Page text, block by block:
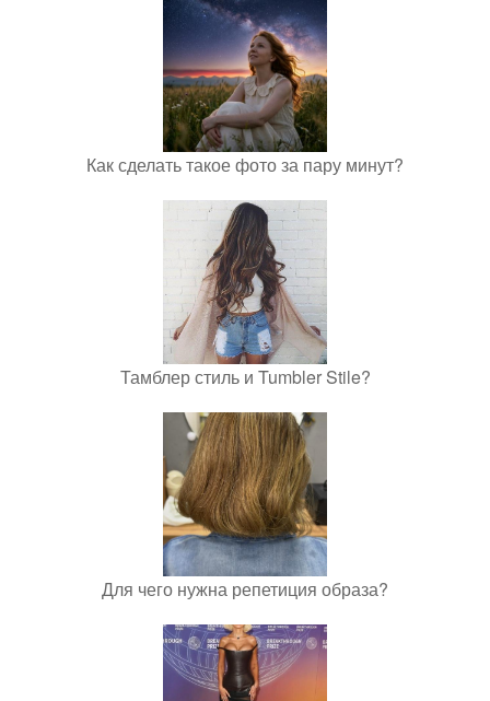
Как сделать такое фото за пару минут?
Тамблер стиль и Tumbler Stile?
Для чего нужна репетиция образа?